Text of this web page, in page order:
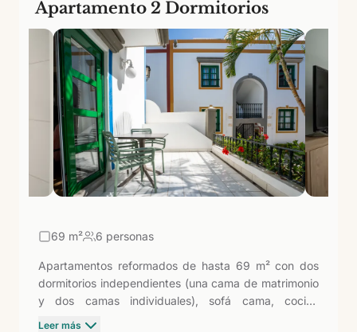
Apartamento 2 Dormitorios
69 m² 6 personas
Apartamentos reformados de hasta 69 m² con dos
dormitorios independientes (una cama de matrimonio
y dos camas individuales), sofá cama, cocina
totalmente equipada y baño con ducha. Con 20
Leer más